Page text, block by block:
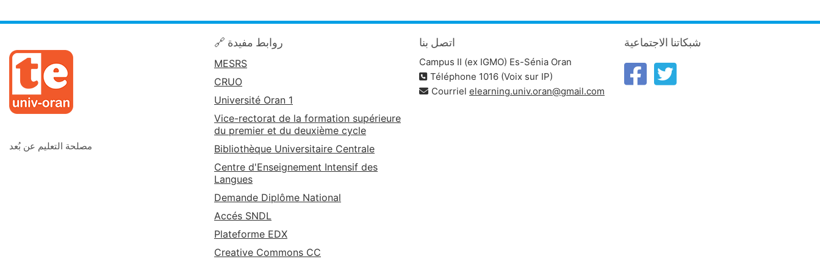
مصلحة التعليم عن بُعد
🔗 روابط مفيدة
MESRS
CRUO
Université Oran 1
Vice-rectorat de la formation supérieure
du premier et du deuxième cycle
Bibliothèque Universitaire Centrale
Centre d'Enseignement Intensif des
Langues
Demande Diplôme National
Accés SNDL
Plateforme EDX
Creative Commons CC
اتصل بنا
Campus II (ex IGMO) Es-Sénia Oran
Téléphone 1016 (Voix sur IP)
Courriel elearning.univ.oran@gmail.com
شبكاتنا الاجتماعية